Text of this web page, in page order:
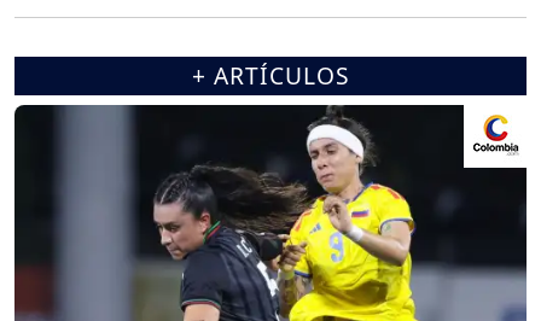
+ ARTÍCULOS